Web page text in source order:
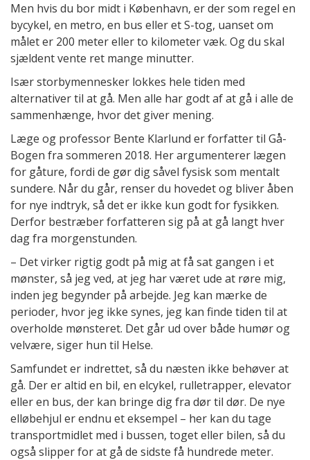
Men hvis du bor midt i København, er der som regel en
bycykel, en metro, en bus eller et S-tog, uanset om
målet er 200 meter eller to kilometer væk. Og du skal
sjældent vente ret mange minutter.
Især storbymennesker lokkes hele tiden med
alternativer til at gå. Men alle har godt af at gå i alle de
sammenhænge, hvor det giver mening.
Læge og professor Bente Klarlund er forfatter til Gå-
Bogen fra sommeren 2018. Her argumenterer lægen
for gåture, fordi de gør dig såvel fysisk som mentalt
sundere. Når du går, renser du hovedet og bliver åben
for nye indtryk, så det er ikke kun godt for fysikken.
Derfor bestræber forfatteren sig på at gå langt hver
dag fra morgenstunden.
– Det virker rigtig godt på mig at få sat gangen i et
mønster, så jeg ved, at jeg har været ude at røre mig,
inden jeg begynder på arbejde. Jeg kan mærke de
perioder, hvor jeg ikke synes, jeg kan finde tiden til at
overholde mønsteret. Det går ud over både humør og
velvære, siger hun til Helse.
Samfundet er indrettet, så du næsten ikke behøver at
gå. Der er altid en bil, en elcykel, rulletrapper, elevator
eller en bus, der kan bringe dig fra dør til dør. De nye
elløbehjul er endnu et eksempel – her kan du tage
transportmidlet med i bussen, toget eller bilen, så du
også slipper for at gå de sidste få hundrede meter.